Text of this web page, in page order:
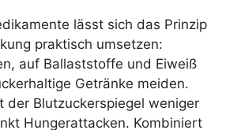
lässt sich das Prinzip
praktisch umsetzen:
auf Ballaststoffe und Eiweiß
Getränke meiden.
der Blutzuckerspiegel weniger
Hungerattacken. Kombiniert